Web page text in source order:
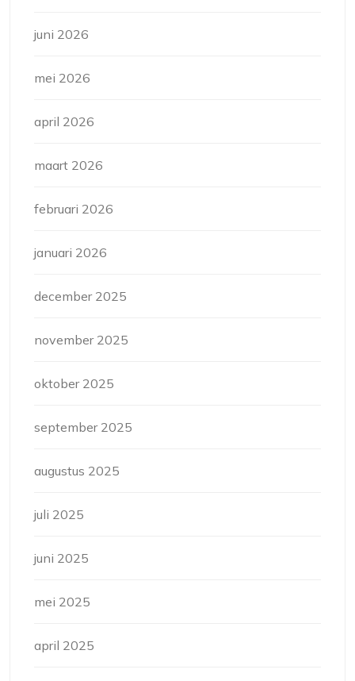
juni 2026
mei 2026
april 2026
maart 2026
februari 2026
januari 2026
december 2025
november 2025
oktober 2025
september 2025
augustus 2025
juli 2025
juni 2025
mei 2025
april 2025